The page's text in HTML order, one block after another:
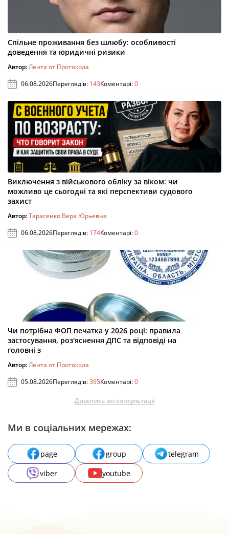
Спільне проживання без шлюбу: особливості
доведення та юридичні ризики
Автор:Лента от Протокола
06.08.2026Переглядів: 143Коментарі:0
Виключення з військового обліку за віком: чи
можливо це сьогодні та які перспективи судового
захист
Автор:Тарасенко Вера Юрьевна
06.08.2026Переглядів: 174Коментарі:0
Чи потрібна ФОП печатка у 2026 році: правила
застосування, роз'яснення ДПС та відповіді на
головні з
Автор:Лента от Протокола
05.08.2026Переглядів:395Коментарі:0
Дивитись всі консультації
Ми в соціальних мережах:
page group
telegram
viber
youtube